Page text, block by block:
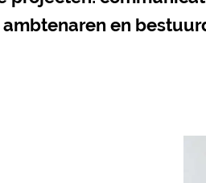
en